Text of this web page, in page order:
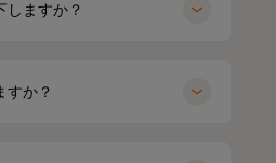
しますか？
すか？